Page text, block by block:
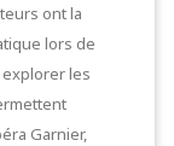
ont la
lors de
les
Garnier,